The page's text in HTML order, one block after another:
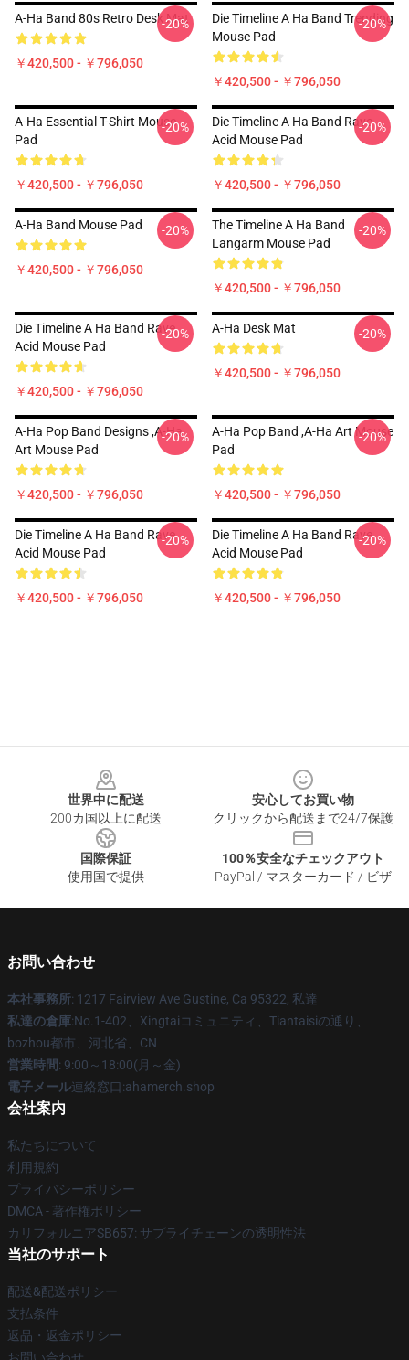
A-Ha Band 80s Retro Desk Mat
￥420,500 - ￥796,050
-20%
Die Timeline A Ha Band Trending
Mouse Pad
￥420,500 - ￥796,050
-20%
A-Ha Essential T-Shirt Mouse
Pad
￥420,500 - ￥796,050
-20%
Die Timeline A Ha Band Rave
Acid Mouse Pad
￥420,500 - ￥796,050
-20%
A-Ha Band Mouse Pad
￥420,500 - ￥796,050
-20%
The Timeline A Ha Band
Langarm Mouse Pad
￥420,500 - ￥796,050
-20%
Die Timeline A Ha Band Rave
Acid Mouse Pad
￥420,500 - ￥796,050
-20% A-Ha Desk Mat
￥420,500 - ￥796,050
-20%
A-Ha Pop Band Designs ,A-Ha
Art Mouse Pad
￥420,500 - ￥796,050
-20%
A-Ha Pop Band ,A-Ha Art Mouse
Pad
￥420,500 - ￥796,050
-20%
Die Timeline A Ha Band Rave
Acid Mouse Pad
￥420,500 - ￥796,050
-20%
Die Timeline A Ha Band Rave
Acid Mouse Pad
￥420,500 - ￥796,050
-20%
世界中に配送
200カ国以上に配送
安心してお買い物
クリックから配送まで24/7保護
国際保証
使用国で提供
100％安全なチェックアウト
PayPal / マスターカード / ビザ
お問い合わせ
本社事務所: 1217 Fairview Ave Gustine, Ca 95322, 私達
私達の倉庫:No.1-402、Xingtaiコミュニティ、Tiantaisiの通り、
bozhou都市、河北省、CN
営業時間: 9:00～18:00(月～金)
電子メール連絡窓口:ahamerch.shop
会社案内
私たちについて
利用規約
プライバシーポリシー
DMCA - 著作権ポリシー
カリフォルニアSB657: サプライチェーンの透明性法
当社のサポート
配送&配送ポリシー
支払条件
返品・返金ポリシー